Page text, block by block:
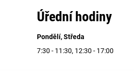
Úřední hodiny
Pondělí, Středa
7:30 - 11:30, 12:30 - 17:00